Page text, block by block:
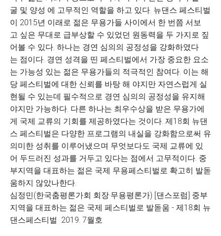
굴 및 양성 에 고무적인 역할을 하고 있다. 뉴댄스 페스티벌
이 2015년 이래로 젊은 무용가들 사이에서 한 번쯤 서보
고 싶은 무대로 급부상할 수 있었던 원동력을 두 가지로 짚
어볼 수 있다. 하나는 경연 심의의 공정성을 강화하였다
는 점이다. 경연 성격을 띤 페스티벌에서 가장 중요한 요소
는 가능성 있는 젊은 무용가들의 적극적인 참여다. 이는 해
당 페스티벌에 대한 신뢰를 바탕 해 야지만 자연스럽게 실
현될 수 있는데 필수적으로 경연 심의의 공정성을 유지해
야지만 가능하다. 다른 하나는 최우수상을 받은 무용가에
게 국제 교류의 기회를 제공하였다는 것이다. 제18회 뉴댄
스 페스티벌은 다양한 프로그램의 내실을 강화함으로써 유
의미한 성취를 이루어냈으며 무엇보다도 국제 교류에 있
어 두드러진 성과를 거두고 있다는 점에서 고무적이다. 중
부지역을 대표하는 젊은 국제 무용페스티벌로 확고히 발돋
움하지 않았나한다.
심정민(한국춤평론가회 회장·무용평론가) [댄스포럼] 중부
지역을 대표하는 젊은 국제 페스티벌로 발돋움 - 제18회 뉴
댄스페스티벌 2019. 7월호